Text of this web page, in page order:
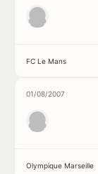
FC Le Mans
01/08/2007
Olympique Marseille